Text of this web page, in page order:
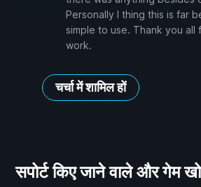
Personally I thing this is far
simple to use. Thank you all
work.
चर्चा में शामिल हों
सपोर्ट किए जाने वाले और गेम